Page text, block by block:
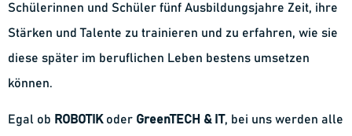
Schülerinnen und Schüler fünf Ausbildungsjahre Zeit, ihre
Stärken und Talente zu trainieren und zu erfahren, wie sie
diese später im beruflichen Leben bestens umsetzen
können.
Egal ob ROBOTIK oder GreenTECH & IT, bei uns werden alle